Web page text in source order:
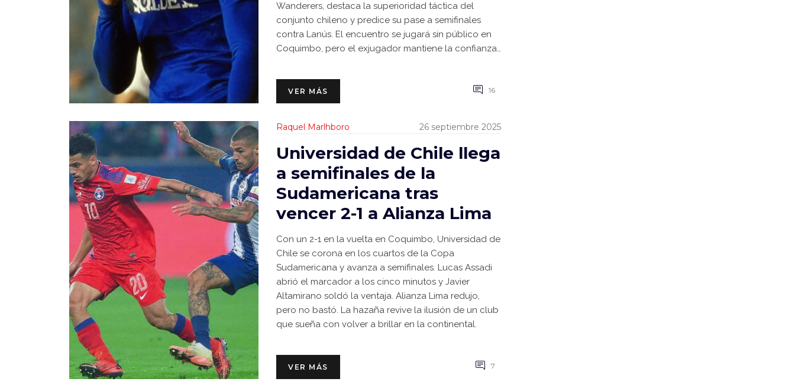
Wanderers, destaca la superioridad táctica del
conjunto chileno y predice su pase a semifinales
contra Lanús. El encuentro se jugará sin público en
Coquimbo, pero el exjugador mantiene la confianza
primera vez que la U llegue a semifinales
continentales desde 2012.
VER MÁS 16
Raquel Marlhboro 26 septiembre 2025
Universidad de Chile llega
a semifinales de la
Sudamericana tras
vencer 2-1 a Alianza Lima
Con un 2-1 en la vuelta en Coquimbo, Universidad de
Chile se corona en los cuartos de la Copa
Sudamericana y avanza a semifinales. Lucas Assadi
abrió el marcador a los cinco minutos y Javier
Altamirano soldó la ventaja. Alianza Lima redujo,
pero no bastó. La hazaña revive la ilusión de un club
que sueña con volver a brillar en la continental.
VER MÁS 7